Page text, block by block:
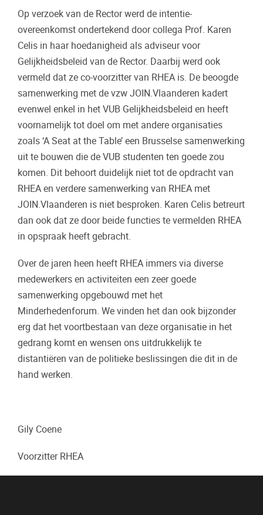
Op verzoek van de Rector werd de intentie-
overeenkomst ondertekend door collega Prof. Karen
Celis in haar hoedanigheid als adviseur voor
Gelijkheidsbeleid van de Rector. Daarbij werd ook
vermeld dat ze co-voorzitter van RHEA is. De beoogde
samenwerking met de vzw JOIN.Vlaanderen kadert
evenwel enkel in het VUB Gelijkheidsbeleid en heeft
voornamelijk tot doel om met andere organisaties
zoals ‘A Seat at the Table’ een Brusselse samenwerking
uit te bouwen die de VUB studenten ten goede zou
komen. Dit behoort duidelijk niet tot de opdracht van
RHEA en verdere samenwerking van RHEA met
JOIN.Vlaanderen is niet besproken. Karen Celis betreurt
dan ook dat ze door beide functies te vermelden RHEA
in opspraak heeft gebracht.
Over de jaren heen heeft RHEA immers via diverse
medewerkers en activiteiten een zeer goede
samenwerking opgebouwd met het
Minderhedenforum. We vinden het dan ook bijzonder
erg dat het voortbestaan van deze organisatie in het
gedrang komt en wensen ons uitdrukkelijk te
distantiëren van de politieke beslissingen die dit in de
hand werken.
Gily Coene
Voorzitter RHEA